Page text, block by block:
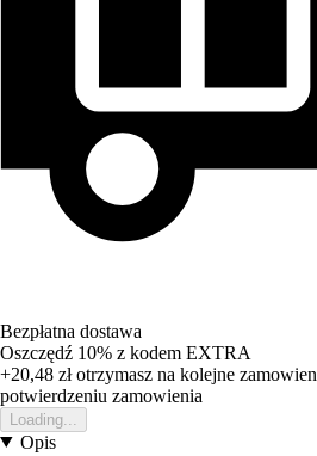
Bezpłatna dostawa
Oszczędź 10% z kodem EXTRA
+20,48 złotrzymasz na kolejne
potwierdzeniu zamowienia
Loading...
Opis